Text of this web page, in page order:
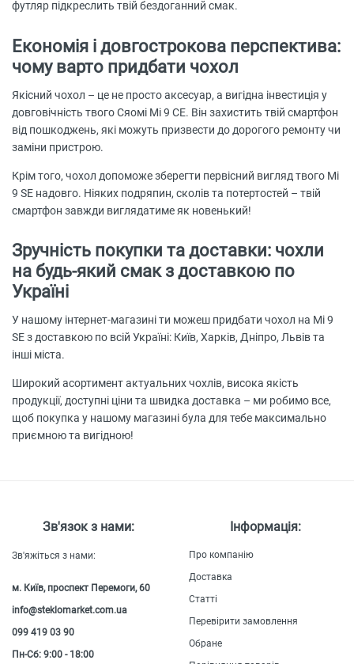
футляр підкреслить твій бездоганний смак.
Економія і довгострокова перспектива:
чому варто придбати чохол
Якісний чохол – це не просто аксесуар, а вигідна інвестиція у
довговічність твого Сяомі Мі 9 СЕ. Він захистить твій смартфон
від пошкоджень, які можуть призвести до дорогого ремонту чи
заміни пристрою.
Крім того, чохол допоможе зберегти первісний вигляд твого Mi
9 SE надовго. Ніяких подряпин, сколів та потертостей – твій
смартфон завжди виглядатиме як новенький!
Зручність покупки та доставки: чохли
на будь-який смак з доставкою по
Україні
У нашому інтернет-магазині ти можеш придбати чохол на Mi 9
SE з доставкою по всій Україні: Київ, Харків, Дніпро, Львів та
інші міста.
Широкий асортимент актуальних чохлів, висока якість
продукції, доступні ціни та швидка доставка – ми робимо все,
щоб покупка у нашому магазині була для тебе максимально
приємною та вигідною!
Зв'язок з нами:
Зв'яжіться з нами:
м. Київ, проспект Перемоги, 60
info@steklomarket.com.ua
099 419 03 90
Пн-Сб: 9:00 - 18:00
Інформація:
Про компанію
Доставка
Статті
Перевірити замовлення
Обране